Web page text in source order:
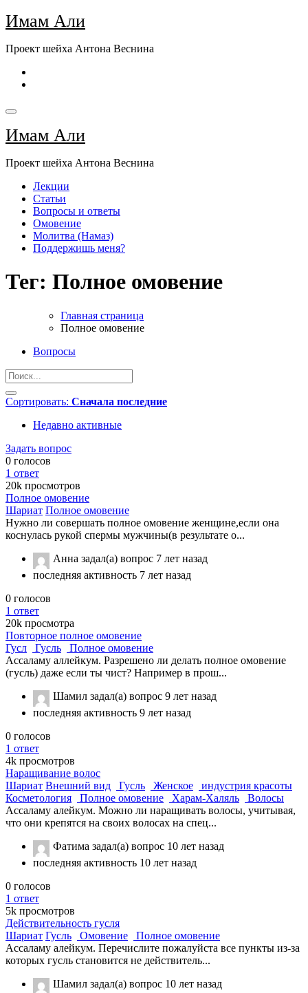
Перейти
к
Имам Али
Проект шейха Антона Веснина
Имам Али
Проект шейха Антона Веснина
Лекции
Статьи
Вопросы и ответы
Омовение
Молитва (Намаз)
Поддержишь меня?
Тег: Полное омовение
Главная страница
Полное омовение
Вопросы
Сортировать: Сначала последние
Недавно активные
Задать вопрос
0 голосов
1 ответ
20k просмотров
Полное омовение
Шариат Полное омовение
Нужно ли совершать полное омовение женщине,если она
коснулась рукой спермы мужчины(в результате о...
Анна задал(а) вопрос 7 лет назад
последняя активность 7 лет назад
0 голосов
1 ответ
20k просмотра
Повторное полное омовение
Гусл
Гусль
Полное омовение
Ассаламу аллейкум. Разрешено ли делать полное омовение
(гусль) даже если ты чист? Например в прош...
Шамил задал(а) вопрос 9 лет назад
последняя активность 9 лет назад
0 голосов
1 ответ
4k просмотров
Наращивание волос
Шариат Внешний вид Гусль Женское
индустрия красоты
Косметология
Полное омовение Харам-Халяль
Волосы
Ассаламу алейкум. Можно ли наращивать волосы, учитывая,
что они крепятся на своих волосах на спец...
Фатима задал(а) вопрос 10 лет назад
последняя активность 10 лет назад
0 голосов
1 ответ
5k просмотров
Действительность гусля
Шариат Гусль Омовение
Полное омовение
Ассаламу алейкум. Перечислите пожалуйста все пункты из-за
которых гусль становится не действитель...
Шамил задал(а) вопрос 10 лет назад